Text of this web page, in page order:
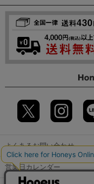
よくあるお問い合わせ
営業日カレンダー